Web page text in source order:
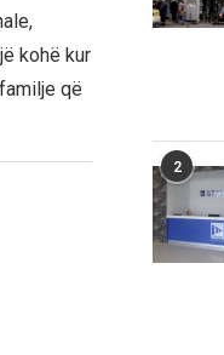
kohë kur
që
2